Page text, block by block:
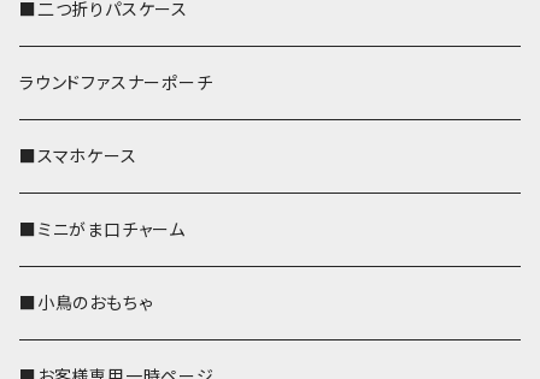
■二つ折りパスケース
ラウンドファスナーポーチ
■スマホケース
■ミニがま口チャーム
■小鳥のおもちゃ